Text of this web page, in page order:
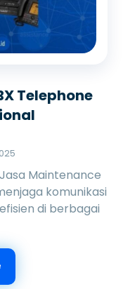
Telephone
Maintenance
komunikasi
di berbagai